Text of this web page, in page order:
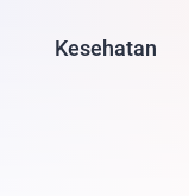
Kesehatan